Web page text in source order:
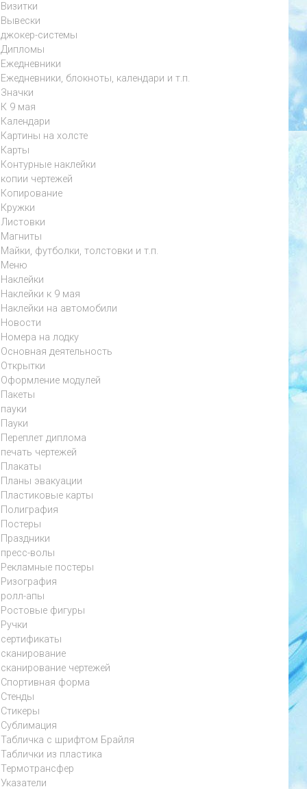
Визитки
Вывески
джокер-системы
Дипломы
Ежедневники
Ежедневники, блокноты, календари и т.п.
Значки
К 9 мая
Календари
Картины на холсте
Карты
Контурные наклейки
копии чертежей
Копирование
Кружки
Листовки
Магниты
Майки, футболки, толстовки и т.п.
Меню
Наклейки
Наклейки к 9 мая
Наклейки на автомобили
Новости
Номера на лодку
Основная деятельность
Открытки
Оформление модулей
Пакеты
пауки
Пауки
Переплет диплома
печать чертежей
Плакаты
Планы эвакуации
Пластиковые карты
Полиграфия
Постеры
Праздники
пресс-волы
Рекламные постеры
Ризография
ролл-апы
Ростовые фигуры
Ручки
сертификаты
сканирование
сканирование чертежей
Спортивная форма
Стенды
Стикеры
Сублимация
Табличка с шрифтом Брайля
Таблички из пластика
Термотрансфер
Указатели